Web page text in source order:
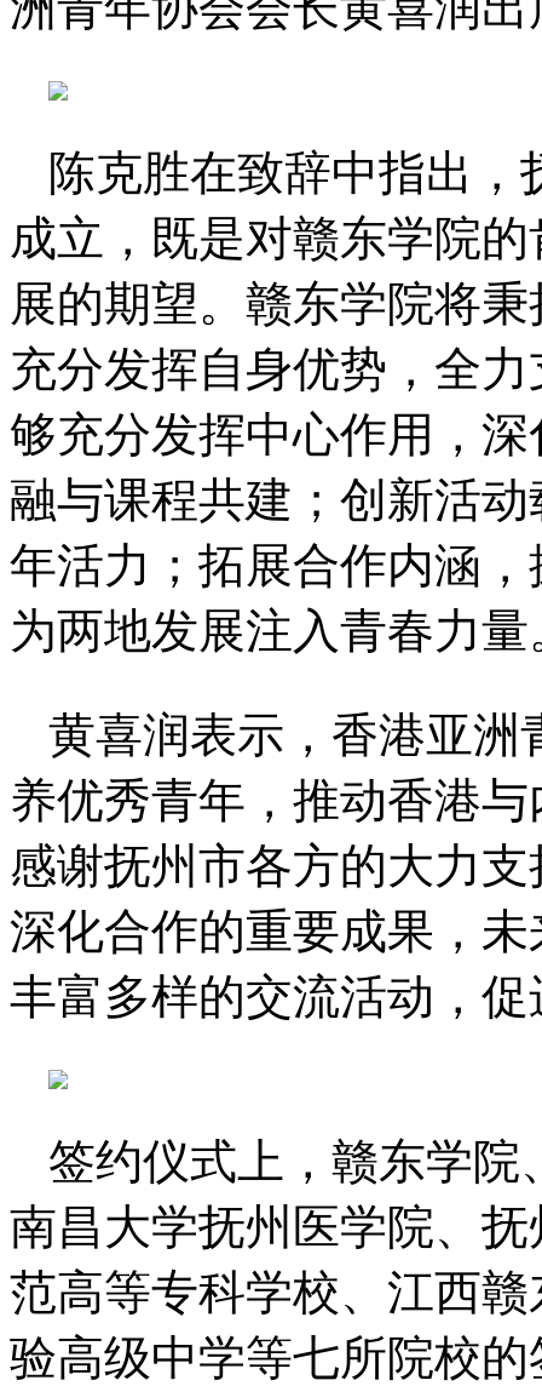
陈克胜在致辞中指出
成立，既是对赣东学院
展的期望。赣东学院将
充分发挥自身优势，全
够充分发挥中心作用，
融与课程共建；创新活
年活力；拓展合作内涵
为两地发展注入青春力量
黄喜润表示，香港亚洲
养优秀青年，推动香港
感谢抚州市各方的大力
深化合作的重要成果，
丰富多样的交流活动，
签约仪式上，赣东学院
南昌大学抚州医学院、
范高等专科学校、江西
验高级中学等七所院校